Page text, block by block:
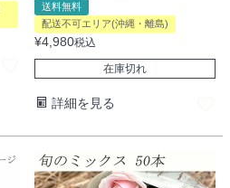
送料無料
配送不可エリア(沖縄・離島)
¥4,980税込
在庫切れ
詳細を見る